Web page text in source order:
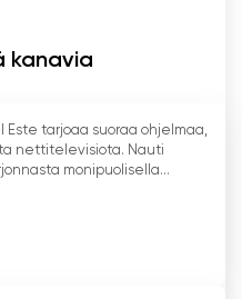
kanavia
Este tarjoaa suoraa ohjelmaa,
nettitelevisiota. Nauti
monipuolisella...